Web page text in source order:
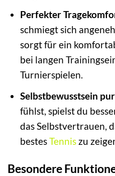
Perfekter
schmiegt sich
sorgt für ein
bei langen
Turnierspielen.
Selbstbewusstsein
fühlst, spielst du
das Selbstvertrauen,
bestesTenniszu
Besondere